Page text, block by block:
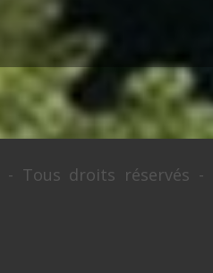
- Tous droits réservés -